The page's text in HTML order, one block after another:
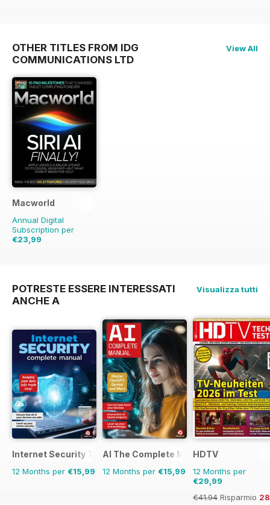
OTHER TITLES FROM IDG
COMMUNICATIONS LTD
View All
Macworld
Annual Digital
Subscription per
€23,99
POTRESTE ESSERE INTERESSATI
ANCHE A
Visualizza tutti
Internet Security The Complete Manual
12 Months per €15,99
AI The Complete Manual
12 Months per €15,99
HDTV
12 Months per
€29,99
€41.94 Risparmio